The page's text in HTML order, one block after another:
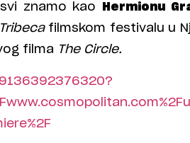
znamo kao Hermionu
Tribecafilmskom festivalu u
filma The Circle.